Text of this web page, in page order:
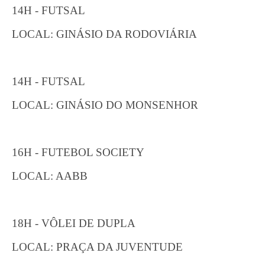
14H - FUTSAL
LOCAL: GINÁSIO DA RODOVIÁRIA
14H - FUTSAL
LOCAL: GINÁSIO DO MONSENHOR
16H - FUTEBOL SOCIETY
LOCAL: AABB
18H - VÔLEI DE DUPLA
LOCAL: PRAÇA DA JUVENTUDE